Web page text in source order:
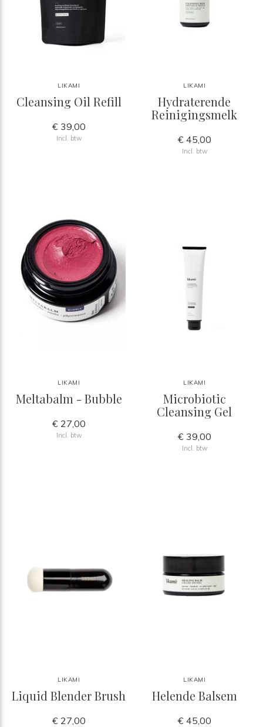
LIKAMI
Cleansing Oil Refill
€ 39,00
Incl. btw
LIKAMI
Hydraterende
Reinigingsmelk
€ 45,00
Incl. btw
LIKAMI
Meltabalm - Bubble
€ 27,00
Incl. btw
LIKAMI
Microbiotic
Cleansing Gel
€ 39,00
Incl. btw
LIKAMI
Liquid Blender Brush
€ 27,00
LIKAMI
Helende Balsem
€ 45,00